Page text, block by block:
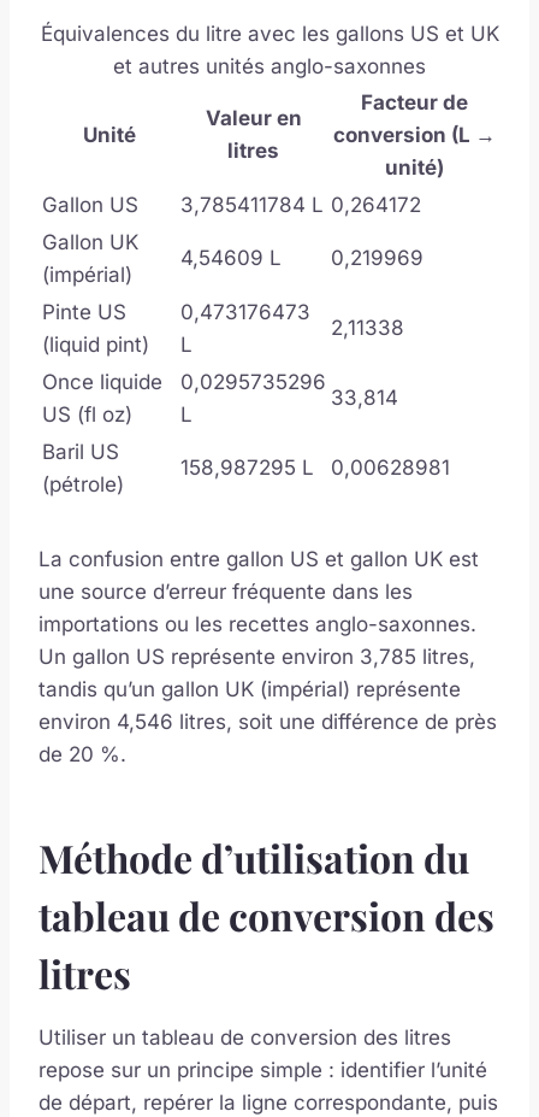
Équivalences du litre avec les gallons US et UK
et autres unités anglo-saxonnes
Unité
Valeur en
litres
Facteur de
conversion (L →
unité)
Gallon US
3,785411784 L 0,264172
Gallon UK
(impérial)
4,54609 L 0,219969
Pinte US
(liquid pint)
0,473176473
L
2,11338
Once liquide
US (fl oz)
0,0295735296
L
33,814
Baril US
(pétrole)
158,987295 L 0,00628981
La confusion entre gallon US et gallon UK est
une source d’erreur fréquente dans les
importations ou les recettes anglo-saxonnes.
Un gallon US représente environ 3,785 litres,
tandis qu’un gallon UK (impérial) représente
environ 4,546 litres, soit une différence de près
de 20 %.
Méthode d’utilisation du
tableau de conversion des
litres
Utiliser un tableau de conversion des litres
repose sur un principe simple : identifier l’unité
de départ, repérer la ligne correspondante, puis